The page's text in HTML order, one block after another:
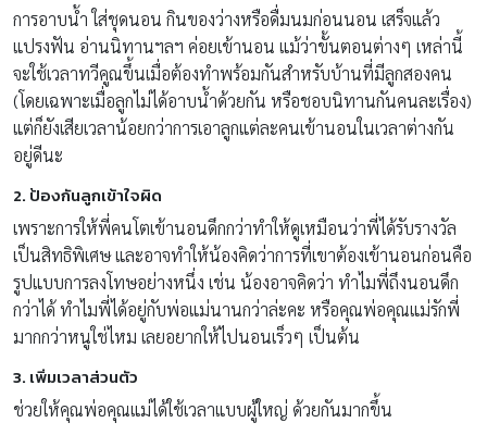
การอาบน้ำ ใส่ชุดนอน กินของว่างหรือดื่มนมก่อนนอน เสร็จแล้ว
แปรงฟัน อ่านนิทานฯลฯ ค่อยเข้านอน แม้ว่าขั้นตอนต่างๆ เหล่านี้
จะใช้เวลาทวีคูณขึ้นเมื่อต้องทำพร้อมกันสำหรับบ้านที่มีลูกสองคน
(โดยเฉพาะเมื่อลูกไม่ได้อาบน้ำด้วยกัน หรือชอบนิทานกันคนละเรื่อง)
แต่ก็ยังเสียเวลาน้อยกว่าการเอาลูกแต่ละคนเข้านอนในเวลาต่างกัน
อยู่ดีนะ
2. ป้องกันลูกเข้าใจผิด
เพราะการให้พี่คนโตเข้านอนดึกกว่าทำให้ดูเหมือนว่าพี่ได้รับรางวัล
เป็นสิทธิพิเศษ และอาจทำให้น้องคิดว่าการที่เขาต้องเข้านอนก่อนคือ
รูปแบบการลงโทษอย่างหนึ่ง เช่น น้องอาจคิดว่า ทำไมพี่ถึงนอนดึก
กว่าได้ ทำไมพี่ได้อยู่กับพ่อแม่นานกว่าล่ะคะ หรือคุณพ่อคุณแม่รักพี่
มากกว่าหนูใช่ไหม เลยอยากให้ไปนอนเร็วๆ เป็นต้น
3. เพิ่มเวลาส่วนตัว
ช่วยให้คุณพ่อคุณแม่ได้ใช้เวลาแบบผู้ใหญ่ ด้วยกันมากขึ้น